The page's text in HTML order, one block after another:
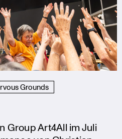
Grounds
Group Art4All im Juli